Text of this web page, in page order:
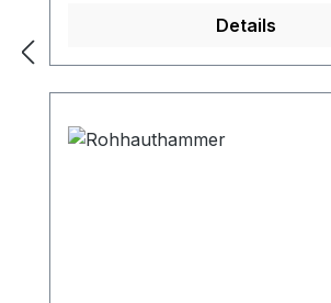
Auswahlliste:klein: Länge 450
300 mm / Dicke: 3 mmgroß:
mm / Breite: 450 mm / Dicke:
Dicke: 3 mm
Details